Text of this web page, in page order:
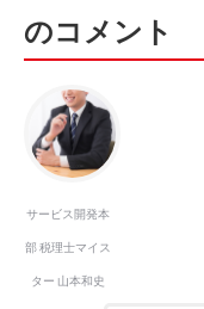
のコメント
サービス開発本
部 税理士マイス
ター 山本和史